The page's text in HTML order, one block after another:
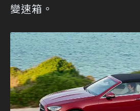
變速箱。